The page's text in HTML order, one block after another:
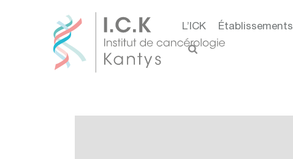
L’ICK Établissements